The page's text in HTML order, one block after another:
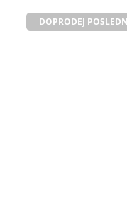
DOPRODEJ